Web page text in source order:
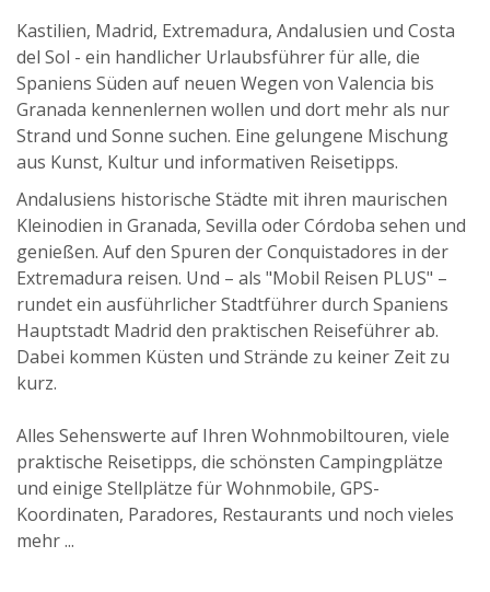
Toskana
Umbrien & Marken
Europa Mitte und West
Europa Ost
USA
Links
Updates
Mobil Reisen Extra
GPS Roadbook
Online Shop
Blog
Kontakt
Kastilien, Madrid, Extremadura, Andalusien und Costa
del Sol - ein handlicher Urlaubsführer für alle, die
Spaniens Süden auf neuen Wegen von Valencia bis
Granada kennenlernen wollen und dort mehr als nur
Strand und Sonne suchen. Eine gelungene Mischung
aus Kunst, Kultur und informativen Reisetipps.
Andalusiens historische Städte mit ihren maurischen
Kleinodien in Granada, Sevilla oder Córdoba sehen und
genießen. Auf den Spuren der Conquistadores in der
Extremadura reisen. Und – als "Mobil Reisen PLUS" –
rundet ein ausführlicher Stadtführer durch Spaniens
Hauptstadt Madrid den praktischen Reiseführer ab.
Dabei kommen Küsten und Strände zu keiner Zeit zu
kurz.
Alles Sehenswerte auf Ihren Wohnmobiltouren, viele
praktische Reisetipps, die schönsten Campingplätze
und einige Stellplätze für Wohnmobile, GPS-
Koordinaten, Paradores, Restaurants und noch vieles
mehr ...